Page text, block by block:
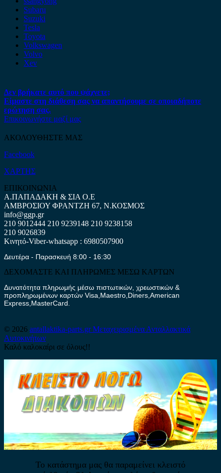
Subaru
Suzuki
Tesla
Toyota
Volkswagen
Volvo
Xev
Δεν βρήκατε αυτό που ψάχνετε;
Είμαστε στη διάθεση σας να απαντήσουμε σε οποιαδήποτε
ερώτηση σας.
Επικοινωνήστε μαζί μας
ΑΚΟΛΟΥΘΗΣΤΕ ΜΑΣ
Facebook
ΧΑΡΤΗΣ
ΕΠΙΚΟΙΝΩΝΙΑ
Α.ΠΑΠΑΔΑΚΗ & ΣΙΑ Ο.Ε
ΑΜΒΡΟΣΙΟΥ ΦΡΑΝΤΖΗ 67, Ν.ΚΟΣΜΟΣ
info@ggp.gr
210 9012444 210 9239148 210 9238158
210 9026839
Κινητό-Viber-whatsapp : 6980507900
Δευτέρα - Παρασκευή 8:00 - 16:30
ΔΕΧΟΜΑΣΤΕ ΚΑΙ ΠΛΗΡΩΜΕΣ ΜΕΣΩ ΚΑΡΤΩΝ
Δυνατότητα πληρωμής μέσω πιστωτικών, χρεωστικών &
προπληρωμένων καρτών Visa,Maestro,Diners,American
Express,MasterCard.
© 2026 antallaktika-parts.grΜεταχειρισμένα Ανταλλακτικά
Αυτοκινήτων
Καλό καλοκαίρι σε όλους!!
Το κατάστημα μας θα παραμείνει κλειστό